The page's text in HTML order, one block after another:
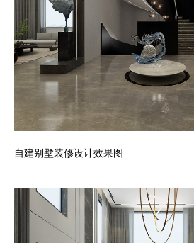
自建别墅装修设计效果图